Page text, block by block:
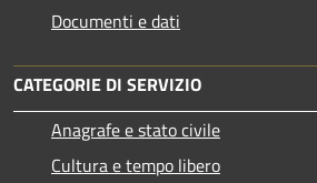
Documenti e dati
CATEGORIE DI SERVIZIO
Anagrafe e stato civile
Cultura e tempo libero